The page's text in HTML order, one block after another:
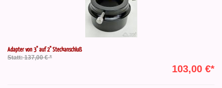
Adapter von 3" auf 2" Steckanschluß
Statt: 137,00 € *
103,00 €*